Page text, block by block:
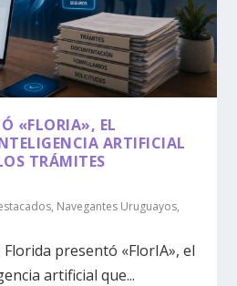
«FLORIA», EL
ARTIFICIAL
TRÁMITES
, Navegantes Uruguayos,
presentó «FlorIA», el
artificial que...